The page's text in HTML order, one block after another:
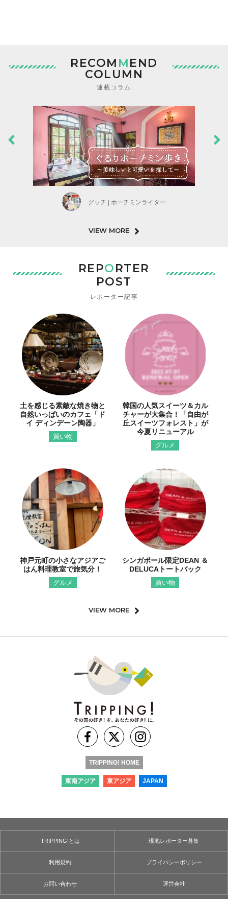
RECOM MEND
COLUMN
連載コラム
グッチ | ホーチミンライター
VIEW MORE
REPORTER
POST
レポーター記事
土を感じる素敵な焼き物と
自然いっぱいのカフェ「ド
イ ディンデーン陶器」
買い物
韓国の人気スイーツ＆カル
チャーが大集合！「自由が
丘スイーツフォレスト」が
今夏リニューアル
グルメ
神戸元町の小さなアジアご
はん料理教室で旅気分！
グルメ
シンガポール限定DEAN ＆
DELUCAトートバック
買い物
VIEW MORE
TRIPPING! HOME
東南アジア 東アジア JAPAN
TRIPPING!とは 現地レポーター募集
利用規約 プライバシーポリシー
お問い合わせ 運営会社